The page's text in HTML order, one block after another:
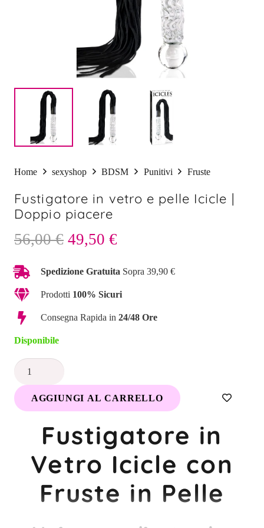
Home sexyshop BDSM Punitivi Fruste
Fustigatore in vetro e pelle Icicle |
Doppio piacere
56,00€ Il
originale
era:
49,50 €
attuale
è:
Spedizione Gratuita Sopra 39,90 €
Prodotti 100% Sicuri
Consegna Rapida in 24/48 Ore
Disponibile
Fustigatore
vetroAGGIUNGI AL CARRELLO
Fustigatore in
Vetro Icicle con
Fruste in Pelle